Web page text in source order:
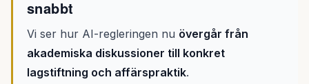
snabbt
Vi ser hur AI-regleringen nu övergår från
akademiska diskussioner till konkret
lagstiftning och affärspraktik.